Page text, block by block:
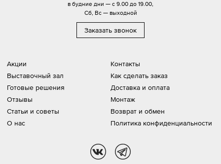
Акции
Выставочный зал
Готовые решения
Отзывы
Статьи и советы
О нас
Контакты
Как сделать заказ
Доставка и оплата
Монтаж
Возврат и обмен
Политика конфиденциальности
в будние дни — с 9.00 до 19.00,
Сб, Вс — выходной
Заказать звонок